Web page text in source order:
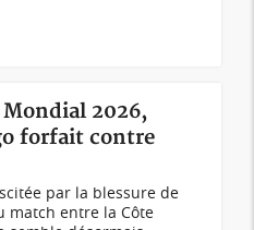
2026,
forfait contre
par la blessure de
match entre la Côte